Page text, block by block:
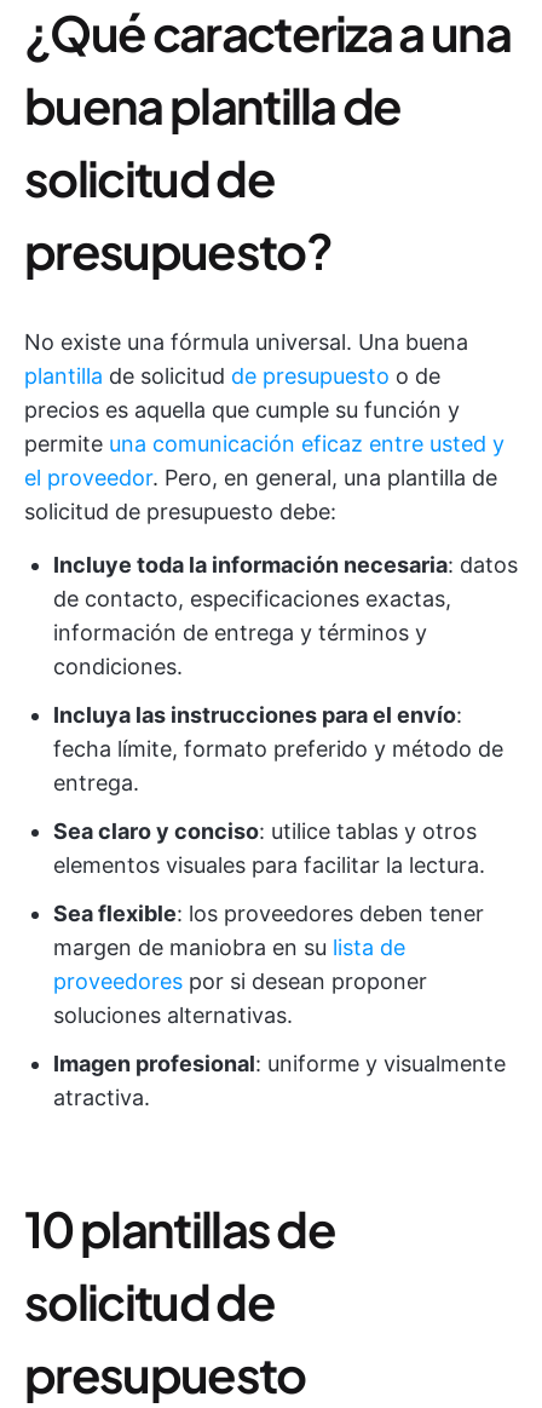
¿Qué caracteriza a una
buena plantilla de
solicitud de
presupuesto?
No existe una fórmula universal. Una buena
plantilla de solicitud de presupuesto o de
precios es aquella que cumple su función y
permite una comunicación eficaz entre usted y
el proveedor. Pero, en general, una plantilla de
solicitud de presupuesto debe:
Incluye toda la información necesaria: datos
de contacto, especificaciones exactas,
información de entrega y términos y
condiciones.
Incluya las instrucciones para el envío:
fecha límite, formato preferido y método de
entrega.
Sea claro y conciso: utilice tablas y otros
elementos visuales para facilitar la lectura.
Sea flexible: los proveedores deben tener
margen de maniobra en su lista de
proveedores por si desean proponer
soluciones alternativas.
Imagen profesional: uniforme y visualmente
atractiva.
10 plantillas de
solicitud de
presupuesto